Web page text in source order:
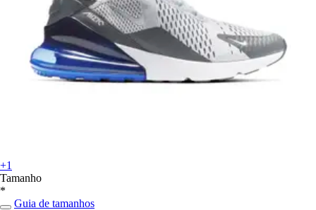
+1
Tamanho
*
Guia de tamanhos